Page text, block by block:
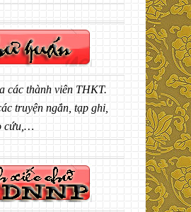
các thành viên THKT.
truyện ngắn, tạp ghi,
cứu,…